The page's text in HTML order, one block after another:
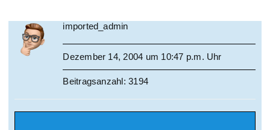
imported_admin
Dezember 14, 2004 um 10:47 p.m. Uhr
Beitragsanzahl: 3194